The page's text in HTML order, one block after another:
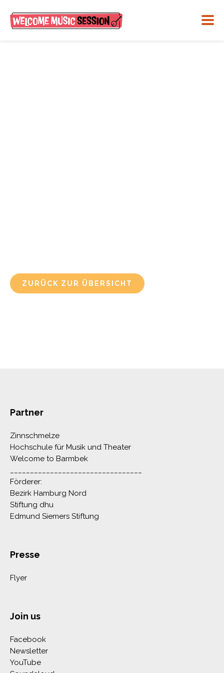
ZURÜCK ZUR ÜBERSICHT
Partner
Zinnschmelze
Hochschule für Musik und Theater
Welcome to Barmbek
Förderer:
Bezirk Hamburg Nord
Stiftung dhu
Edmund Siemers Stiftung
Presse
Flyer
Join us
Facebook
Newsletter
YouTube